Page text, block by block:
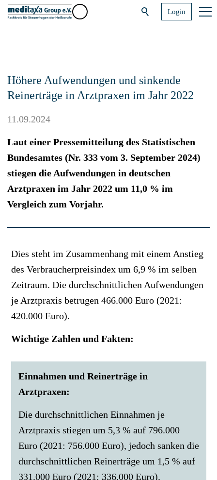
Login
Höhere Aufwendungen und sinkende
Reinerträge in Arztpraxen im Jahr 2022
11.09.2024
Laut einer Pressemitteilung des Statistischen
Bundesamtes (Nr. 333 vom 3. September 2024)
stiegen die Aufwendungen in deutschen
Arztpraxen im Jahr 2022 um 11,0 % im
Vergleich zum Vorjahr.
Dies steht im Zusammenhang mit einem Anstieg
des Verbraucherpreisindex um 6,9 % im selben
Zeitraum. Die durchschnittlichen Aufwendungen
je Arztpraxis betrugen 466.000 Euro (2021:
420.000 Euro).
Wichtige Zahlen und Fakten:
Einnahmen und Reinerträge in
Arztpraxen:
Die durchschnittlichen Einnahmen je
Arztpraxis stiegen um 5,3 % auf 796.000
Euro (2021: 756.000 Euro), jedoch sanken die
durchschnittlichen Reinerträge um 1,5 % auf
331.000 Euro (2021: 336.000 Euro).